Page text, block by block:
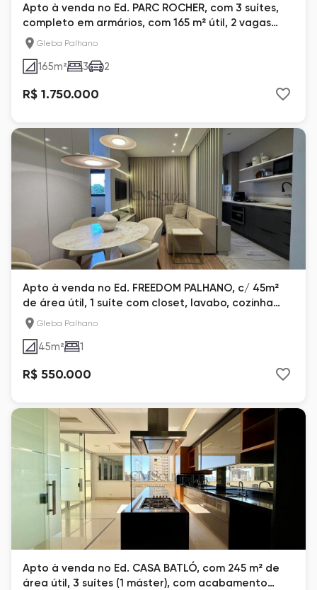
Apto à venda no Ed. PARC ROCHER, com 3 suítes,
completo em armários, com 165 m² útil, 2 vagas
paralelas. Lazer com piscina aquecida. Gleba
Palhano, Praça Pé Vermelho, Londrina
Gleba Palhano
165m² 3 2
R$ 1.750.000
Apto à venda no Ed. FREEDOM PALHANO, c/ 45m²
de área útil, 1 suíte com closet, lavabo, cozinha
planejada, sacada. Inteiro mobiliado, com ar-
condicionado. 2 vagas de garagem
Gleba Palhano
45m² 1
R$ 550.000
Apto à venda no Ed. CASA BATLÓ, com 245 m² de
área útil, 3 suítes (1 máster), com acabamento